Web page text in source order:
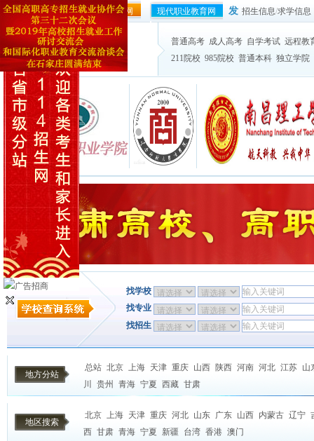
协作会官方网站 114就业网 现代职业教育网 发 招生信息/求学信息
普通高考 成人高考 自学考试 远程教
211院校 985院校 普通本科 独立学院
找学校
找专业
找招生
地方分站
总站 北京 上海 天津 重庆 山西 陕西 河南 河北 江苏 山
川
贵州 青海 宁夏 西藏 甘肃
地区搜索
北京 上海 天津 重庆 河北 山东 广东 山西 内蒙古 辽宁
西 甘肃 青海 宁夏 新疆 台湾 香港 澳门